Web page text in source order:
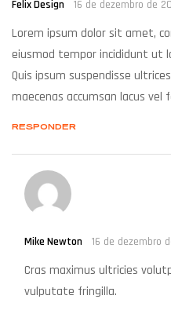
Felix Design 16 de dezembro de
Lorem ipsum dolor sit amet,
eiusmod tempor incididunt ut
Quis ipsum suspendisse
maecenas accumsan lacus vel
RESPONDER
Mike Newton 16 de dezembro
Cras maximus ultricies
vulputate fringilla.